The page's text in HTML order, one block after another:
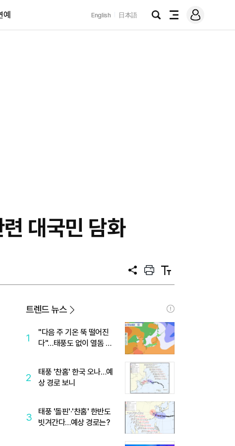
예 English 日本語
검
전
메
그
대국민 담화
공
프
트
텍
트
트렌드 뉴스
1
"다음 주 기온 뚝 떨어진
다"…태풍도 없이 열돔 박
2
태풍 '찬홈' 한국 오나…예
상 경로 보니
3
태풍 '돌핀'·'찬홈' 한반도
빗겨간다…예상 경로는?